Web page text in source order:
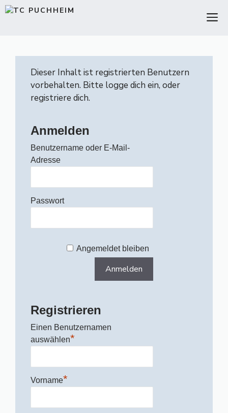
Zum
Dieser Inhalt ist registrierten Benutzern
vorbehalten. Bitte logge dich ein, oder
registriere dich.
Anmelden
Benutzername oder E-Mail-
Adresse
Passwort
Angemeldet bleiben
Registrieren
Einen Benutzernamen
auswählen*
Vorname*